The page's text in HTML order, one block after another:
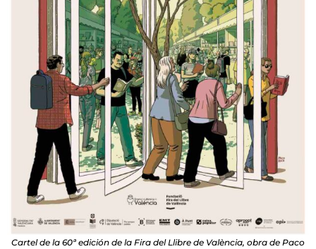
Cartel de la 60ª edición de la Fira del Llibre de València, obra de Paco